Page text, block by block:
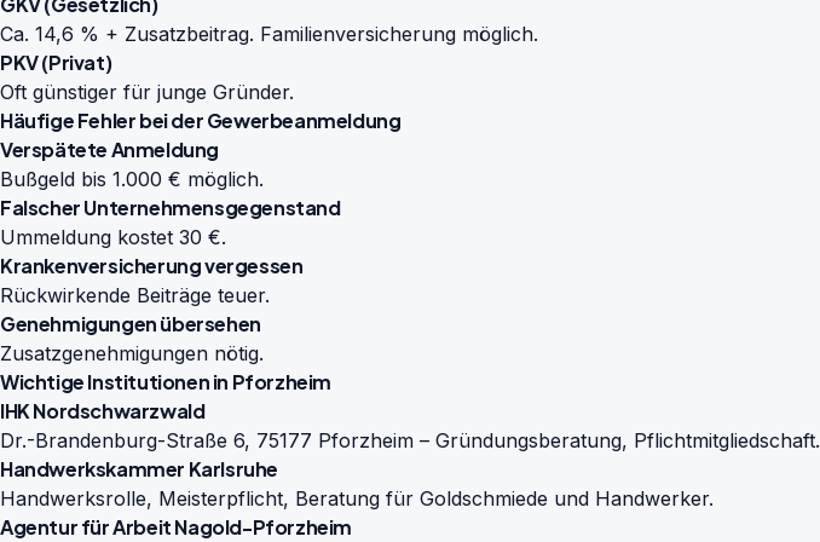
Ca. 14,6 % + Zusatzbeitrag. Familienversicherung möglich.
PKV (Privat)
Oft günstiger für junge Gründer.
Häufige Fehler bei der Gewerbeanmeldung
Verspätete Anmeldung
Bußgeld bis 1.000 € möglich.
Falscher Unternehmensgegenstand
Ummeldung kostet 30 €.
Krankenversicherung vergessen
Rückwirkende Beiträge teuer.
Genehmigungen übersehen
Zusatzgenehmigungen nötig.
Wichtige Institutionen in Pforzheim
IHK Nordschwarzwald
Dr.-Brandenburg-Straße 6, 75177 Pforzheim – Gründungsberatung, Pflichtmitgliedschaft.
Handwerkskammer Karlsruhe
Handwerksrolle, Meisterpflicht, Beratung für Goldschmiede und Handwerker.
Agentur für Arbeit Nagold-Pforzheim